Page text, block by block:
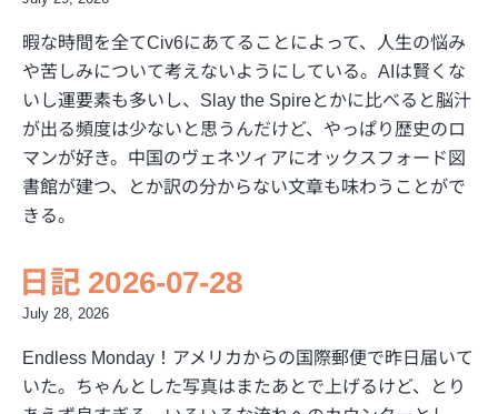
暇な時間を全てCiv6にあてることによって、人生の悩み
や苦しみについて考えないようにしている。AIは賢くな
いし運要素も多いし、Slay the Spireとかに比べると脳汁
が出る頻度は少ないと思うんだけど、やっぱり歴史のロ
マンが好き。中国のヴェネツィアにオックスフォード図
書館が建つ、とか訳の分からない文章も味わうことがで
きる。
日記 2026-07-28
July 28, 2026
Endless Monday！アメリカからの国際郵便で昨日届いて
いた。ちゃんとした写真はまたあとで上げるけど、とり